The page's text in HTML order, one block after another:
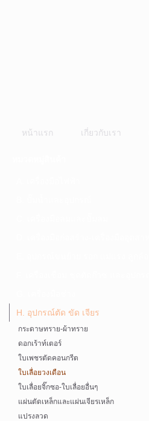
หน้าแรก เกี่ยวกับเรา
H. อุปกรณ์ตัด ขัด เจียร
กระดาษทราย-ผ้าทราย
ดอกเร้าท์เตอร์
ใบเพชรตัดคอนกรีต
ใบเลื่อยวงเดือน
ใบเลื่อยจิ๊กซอ-ใบเลื่อยอื่นๆ
แผ่นตัดเหล็กและแผ่นเจียรเหล็ก
แปรงลวด